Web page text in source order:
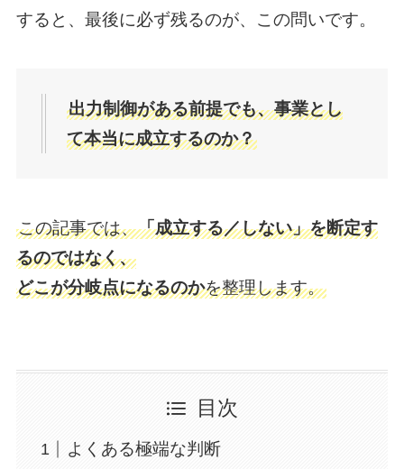
すると、最後に必ず残るのが、この問いです。
出力制御がある前提でも、事業とし
て本当に成立するのか？
この記事では、「成立する／しない」を断定す
るのではなく、
どこが分岐点になるのかを整理します。
目次
よくある極端な判断